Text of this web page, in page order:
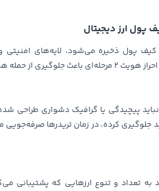
پول ارز دیجیتال
کیف پول ذخیره می‌شود، لایه‌های امنیتی
و سرقت داده‌ها می‌شود.
پیچیدگی یا گرافیک دشواری طراحی
جلوگیری کرده، در زمان تریدرها
به تعداد و تنوع ارزهایی که پشتیبانی